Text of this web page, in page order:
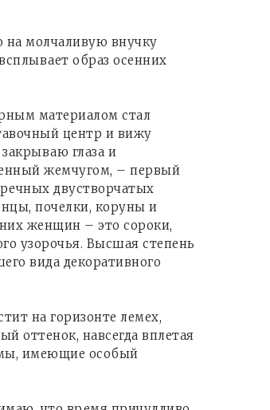
молчаливую внучку
образ осенних
материалом стал
центр и вижу
глаза и
жемчугом, – первый
двустворчатых
почелки, коруны и
женщин – это сороки,
узорочья. Высшая степень
вида декоративного
на горизонте лемех,
оттенок, навсегда вплетая
имеющие особый